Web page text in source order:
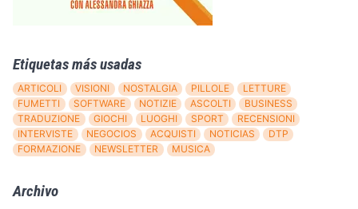
Etiquetas más usadas
ARTICOLI VISIONI NOSTALGIA PILLOLE
LETTURE
FUMETTI
SOFTWARE NOTIZIE ASCOLTI
BUSINESS
TRADUZIONE
GIOCHI LUOGHI SPORT
RECENSIONI
INTERVISTE
NEGOCIOS ACQUISTI NOTICIAS
DTP
FORMAZIONE
NEWSLETTER MUSICA
Archivo